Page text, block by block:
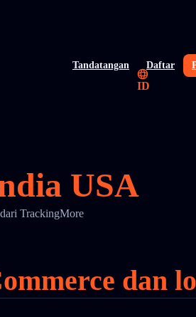
Tandatangan Daftar
ID
USA
TrackingMore
dan